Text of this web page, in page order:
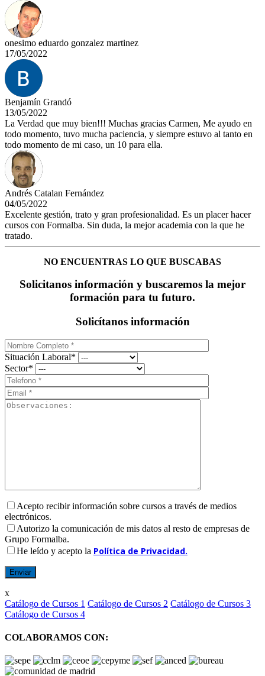
onesimo eduardo gonzalez martinez
17/05/2022
Benjamín Grandó
13/05/2022
La Verdad que muy bien!!! Muchas gracias Carmen, Me ayudo en
todo momento, tuvo mucha paciencia, y siempre estuvo al tanto en
todo momento de mi caso, un 10 para ella.
Andrés Catalan Fernández
04/05/2022
Excelente gestión, trato y gran profesionalidad. Es un placer hacer
cursos con Formalba. Sin duda, la mejor academia con la que he
tratado.
NO ENCUENTRAS LO QUE BUSCABAS
Solicitanos información y buscaremos la mejor
formación para tu futuro.
Solicítanos información
Situación Laboral*
Sector*
Acepto recibir información sobre cursos a través de medios
electrónicos.
Autorizo la comunicación de mis datos al resto de empresas de
Grupo Formalba.
He leído y acepto la Política de Privacidad.
x
Catálogo de Cursos 1 Catálogo de Cursos 2 Catálogo de Cursos 3
Catálogo de Cursos 4
COLABORAMOS CON: